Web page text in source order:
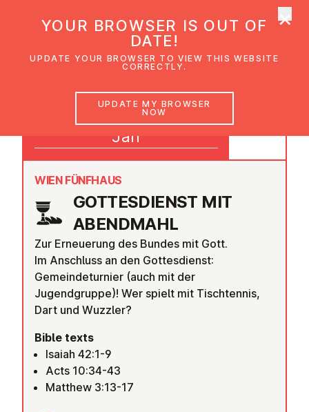
GOTTES­DI­ENST MIT
ABENDMAHL
WIEN FÜNFHAUS
Zur Erneuerung des Bundes mit Gott.
Im Anschluss an den Gottesdienst:
Gemeindeturnier (auch mit der
Jugendgruppe)! Wer spielt mit Tischtennis,
Dart und Wuzzler?
Bible texts
Isaiah 42:1-9
Acts 10:34-43
Matthew 3:13-17
11
Jan
YOUR BROWSER IS OUT OF
DATE!
UPDATE YOUR BROWSER TO VIEW THIS WEBSITE
CORRECTLY.
UPDATE MY BROWSER
NOW
×